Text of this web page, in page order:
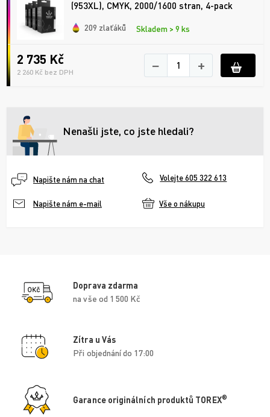
(953XL), CMYK, 2000/1600 stran, 4-pack
209 zlaťáků Skladem > 9 ks
2 735 Kč
2 260 Kč bez DPH − +
Nenašli jste, co jste hledali?
Napište nám na chat Volejte 605 322 613
Napište nám e-mail Vše o nákupu
Doprava zdarma
na vše od 1 500 Kč
Zítra u Vás
Při objednání do 17:00
Garance originálních produktů TOREX®